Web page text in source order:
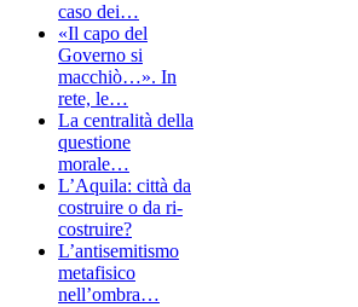
caso dei…
«Il capo del
Governo si
macchiò…». In
rete, le…
La centralità della
questione
morale…
L’Aquila: città da
costruire o da ri-
costruire?
L’antisemitismo
metafisico
nell’ombra…